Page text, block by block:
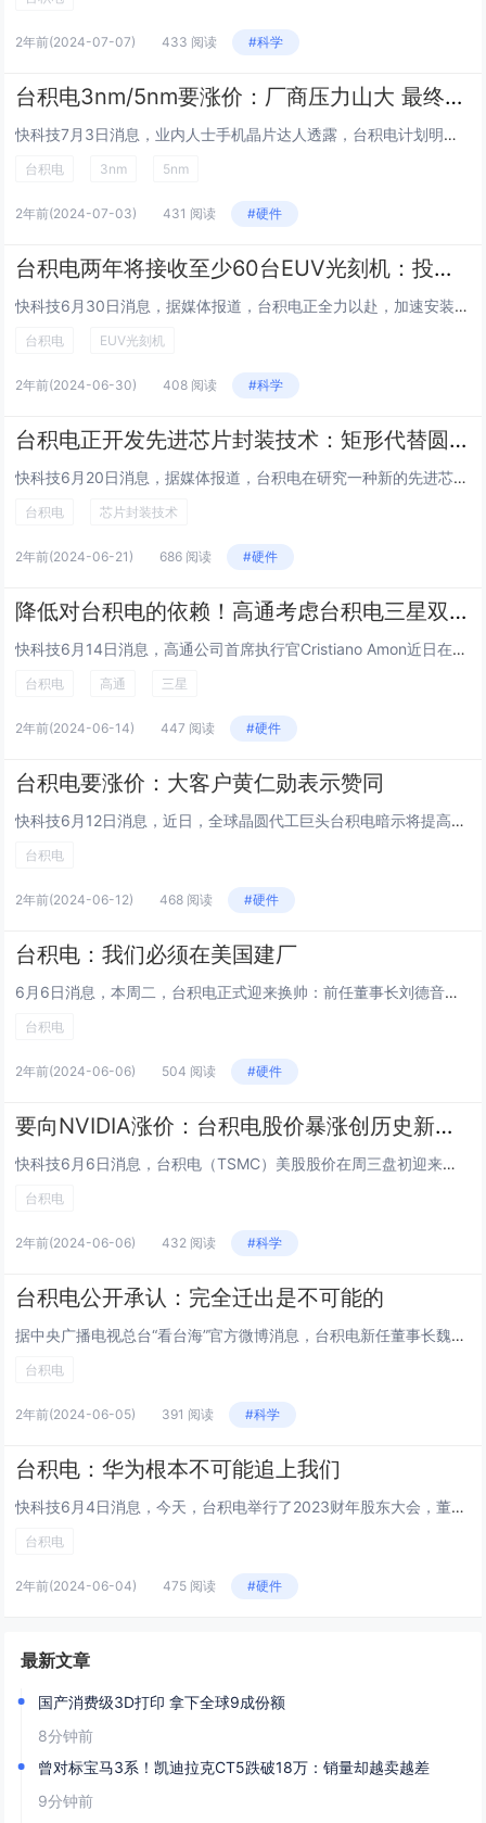
2年前(2024-07-07) 433 阅读 #科学
台积电3nm/5nm要涨价：厂商压力山大 最终用户买单
快科技7月3日消息，业内人士手机晶片达人透露，台积电计划明年1月1日起对先进工艺制程涨价，主要针对的是3nm和5nm，其它工艺制程价格保持不变。具体而言，台积电3nm和5nm AI产品涨价5%-10%，非AI产品涨价0-5%。台积电这波涨价...
台积电 3nm 5nm
2年前(2024-07-03) 431 阅读 #硬件
台积电两年将接收至少60台EUV光刻机：投入超过123亿美元
快科技6月30日消息，据媒体报道，台积电正全力以赴，加速安装对2nm工艺量产至关重要的EUV光刻机。为了满足这一高端生产需求，台积电计划在今明两年接收超过60台EUV光刻机，预计投资总额将超过123亿美元（折合人民币约894亿元）。随着AS...
台积电 EUV光刻机
2年前(2024-06-30) 408 阅读 #科学
台积电正开发先进芯片封装技术：矩形代替圆形晶圆 可放更多芯片
快科技6月20日消息，据媒体报道，台积电在研究一种新的先进芯片封装方法，使用矩形基板，而不是传统圆形晶圆。据可靠消息源透露，台积电的矩形基板目前正处于严格的试验阶段。其尺寸达到510mm x 515mm，这一创新设计使得基板的可用面积较圆形...
台积电 芯片封装技术
2年前(2024-06-21) 686 阅读 #硬件
降低对台积电的依赖！高通考虑台积电三星双代工模式
快科技6月14日消息，高通公司首席执行官Cristiano Amon近日在接受采访时表示，公司正在认真评估台积电、三星双源生产战略。据悉，高通骁龙8 Gen4将在今年10月登场，这颗芯片完全交由台积电代工，采用台积电N3E节点，这是台积电第...
台积电 高通 三星
2年前(2024-06-14) 447 阅读 #硬件
台积电要涨价：大客户黄仁勋表示赞同
快科技6月12日消息，近日，全球晶圆代工巨头台积电暗示将提高其代工价格，以应对成本上涨问题。据悉，台积电新任董事长魏哲家曾向英伟达CEO黄仁勋表达产品价格过高的担忧，并表示考虑展示台积电的价值，此言论被外界解读为台积电将对英伟达等大客户进行...
台积电
2年前(2024-06-12) 468 阅读 #硬件
台积电：我们必须在美国建厂
6月6日消息，本周二，台积电正式迎来换帅：前任董事长刘德音退休，将职位交接给CEO魏哲家。这意味着魏哲家成为台积电多年来首位同时担任董事长和CEO职务的人。接棒董事长一职的魏哲家1953年出生，1998年加入台积电，2018年出任CEO，六...
台积电
2年前(2024-06-06) 504 阅读 #硬件
要向NVIDIA涨价：台积电股价暴涨创历史新高！
快科技6月6日消息，台积电（TSMC）美股股价在周三盘初迎来了历史性的一刻，股价一度触及161.96美元，随后股价继续攀升。截至发稿时，台积电美股股价报162.92美元/股，涨幅超过6.8%，总市值达到了8450亿美元，创下了新的历史高点。...
台积电
2年前(2024-06-06) 432 阅读 #科学
台积电公开承认：完全迁出是不可能的
据中央广播电视总台“看台海”官方微博消息，台积电新任董事长魏哲家4日与媒体交流时承认，该公司曾就“是否将工厂迁出中国台湾”与客户进行讨论，最终的结论是“完全迁出是不可能的”。魏哲家坦言，台积电目前在中国台湾的产能有80至90％，要全部移出是...
台积电
2年前(2024-06-05) 391 阅读 #科学
台积电：华为根本不可能追上我们
快科技6月4日消息，今天，台积电举行了2023财年股东大会，董事长刘德音，对与华为的竞争关系作出了回应。当被被问及如何看待华为正积极发展晶圆代工产业时，刘德音回答道：“台积电把每一位竞争对手都非常、非常慎重的考虑，我们永远会有竞争对手，那跟...
台积电
2年前(2024-06-04) 475 阅读 #硬件
最新文章
国产消费级3D打印 拿下全球9成份额
8分钟前
曾对标宝马3系！凯迪拉克CT5跌破18万：销量却越卖越差
9分钟前